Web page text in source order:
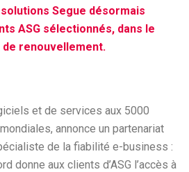
Segue désormais
ASG sélectionnés, dans le
renouvellement.
et de services aux 5000
annonce un partenariat
de la fiabilité e-business :
donne aux clients d’ASG l’accès à